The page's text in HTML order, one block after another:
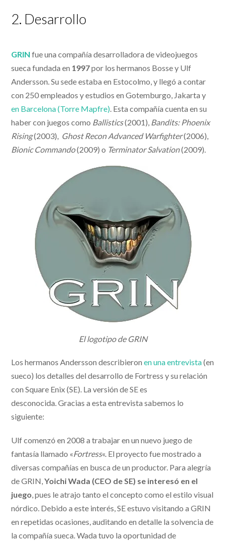
2. Desarrollo
GRIN fue una compañía desarrolladora de videojuegos
sueca fundada en 1997por los hermanos Bosse y Ulf
Andersson. Su sede estaba en Estocolmo, y llegó a contar
con 250 empleados y estudios en Gotemburgo, Jakarta y
en Barcelona (Torre Mapfre) . Esta compañía cuenta en su
haber con juegos como Ballistics(2001), Bandits: Phoenix
Rising(2003), Ghost Recon Advanced Warfighter(2006),
Bionic Commando(2009) o Terminator Salvation(2009).
El logotipo de GRIN
Los hermanos Andersson describieronen una entrevista(en
sueco) los detalles del desarrollo de Fortress y su relación
con Square Enix (SE). La versión de SE es
desconocida. Gracias a esta entrevista sabemos lo
siguiente:
Ulf comenzó en 2008 a trabajar en un nuevo juego de
fantasía llamado «Fortress«. El proyecto fue mostrado a
diversas compañías en busca de un productor. Para alegría
de GRIN,Yoichi Wada (CEO de SE) se interesó en el
juego , pues le atrajo tanto el concepto como el estilo visual
nórdico. Debido a este interés, SE estuvo visitando a GRIN
en repetidas ocasiones, auditando en detalle la solvencia de
la compañía sueca. Wada tuvo la oportunidad de